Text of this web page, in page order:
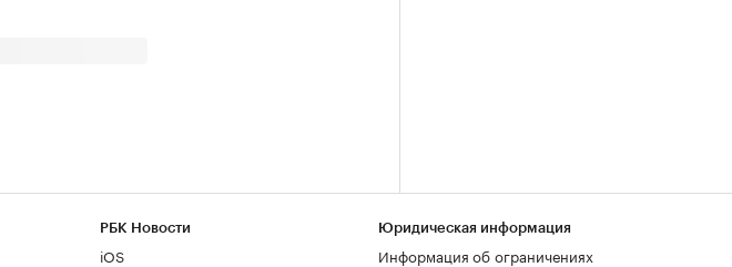
РБК Новости
iOS
Юридическая информация
Информация об ограничениях